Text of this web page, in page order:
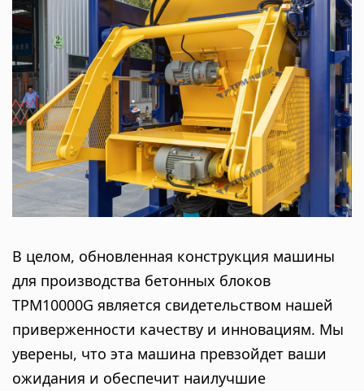
В целом, обновленная конструкция машины
для производства бетонных блоков
TPM10000G является свидетельством нашей
приверженности качеству и инновациям. Мы
уверены, что эта машина превзойдет ваши
ожидания и обеспечит наилучшие